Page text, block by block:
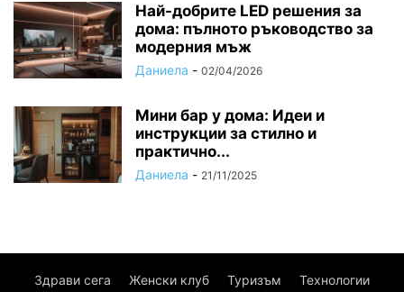
Най-добрите LED решения за
дома: пълното ръководство за
модерния мъж
Даниела - 02/04/2026
Мини бар у дома: Идеи и
инструкции за стилно и
практично...
Даниела - 21/11/2025
Здрави сега Женски клуб Туризъм Технологии